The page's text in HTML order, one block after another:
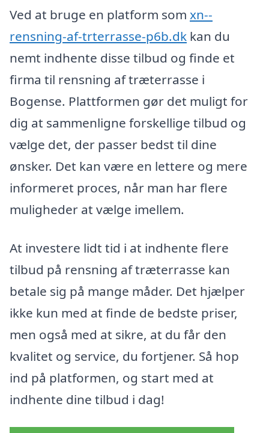
Ved at bruge en platform som xn--
rensning-af-trterrasse-p6b.dk kan du
nemt indhente disse tilbud og finde et
firma til rensning af træterrasse i
Bogense. Plattformen gør det muligt for
dig at sammenligne forskellige tilbud og
vælge det, der passer bedst til dine
ønsker. Det kan være en lettere og mere
informeret proces, når man har flere
muligheder at vælge imellem.
At investere lidt tid i at indhente flere
tilbud på rensning af træterrasse kan
betale sig på mange måder. Det hjælper
ikke kun med at finde de bedste priser,
men også med at sikre, at du får den
kvalitet og service, du fortjener. Så hop
ind på platformen, og start med at
indhente dine tilbud i dag!